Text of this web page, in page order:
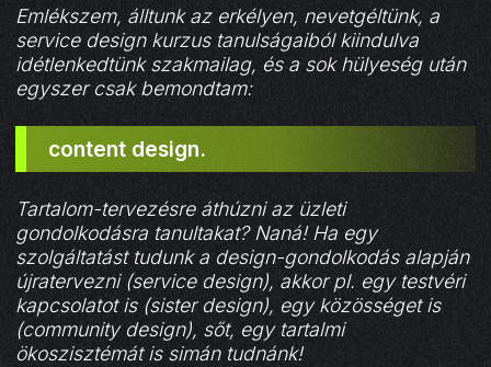
Emlékszem, álltunk az erkélyen, nevetgéltünk, a
service design kurzus tanulságaiból kiindulva
idétlenkedtünk szakmailag, és a sok hülyeség után
egyszer csak bemondtam:
content design.
Tartalom-tervezésre áthúzni az üzleti
gondolkodásra tanultakat? Naná! Ha egy
szolgáltatást tudunk a design-gondolkodás alapján
újratervezni (service design), akkor pl. egy testvéri
kapcsolatot is (sister design), egy közösséget is
(community design), sőt, egy tartalmi
ökoszisztémát is simán tudnánk!